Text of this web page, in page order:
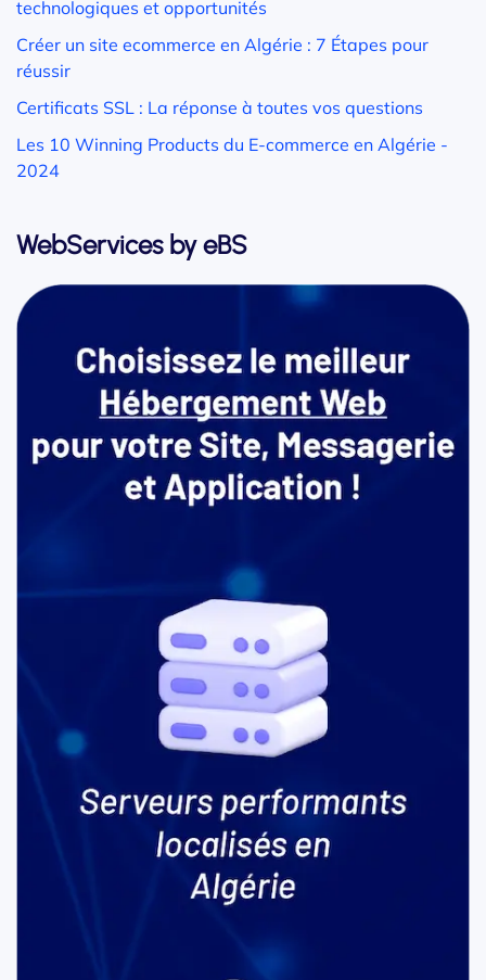
technologiques et opportunités
Créer un site ecommerce en Algérie : 7 Étapes pour
réussir
Certificats SSL : La réponse à toutes vos questions
Les 10 Winning Products du E-commerce en Algérie -
2024
WebServices by eBS